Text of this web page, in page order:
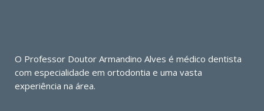
O Professor Doutor Armandino Alves é médico dentista
com especialidade em ortodontia e uma vasta
experiência na área.